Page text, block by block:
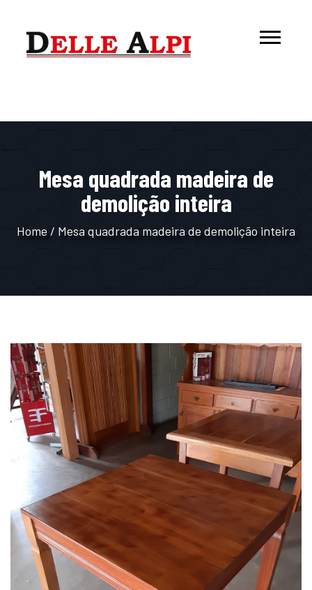
Mesa quadrada madeira de
demolição inteira
Home / Mesa quadrada madeira de demolição inteira